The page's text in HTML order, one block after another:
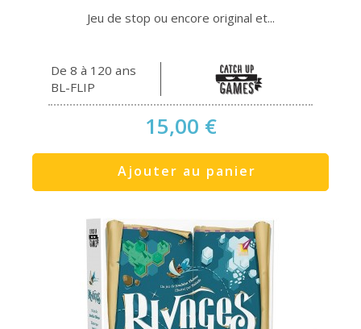
Jeu de stop ou encore original et...
De 8 à 120 ans
BL-FLIP
15,00 €
Ajouter au panier